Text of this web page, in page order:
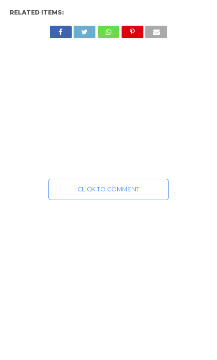
RELATED ITEMS:
CLICK TO COMMENT